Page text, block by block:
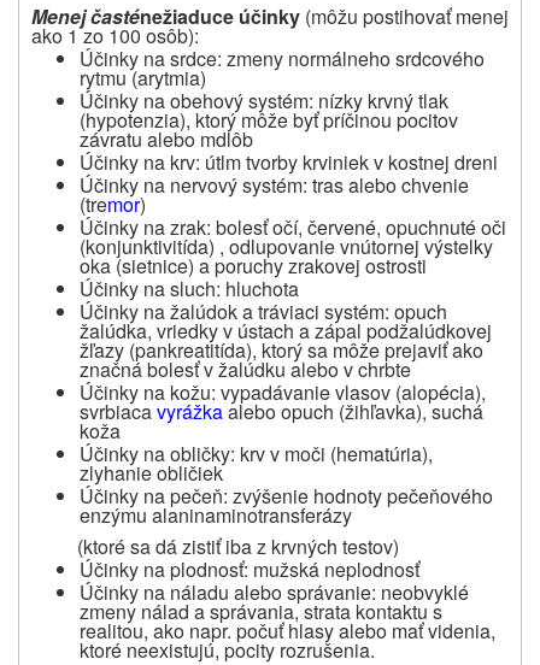
Menej časténežiaduce účinky (môžu postihovať menej
ako 1 zo 100 osôb):
Účinky na srdce: zmeny normálneho srdcového
rytmu (arytmia)
Účinky na obehový systém: nízky krvný tlak
(hypotenzia), ktorý môže byť príčinou pocitov
závratu alebo mdlôb
Účinky na krv: útlm tvorby krviniek v kostnej dreni
Účinky na nervový systém: tras alebo chvenie
(tremor)
Účinky na zrak: bolesť očí, červené, opuchnuté oči
(konjunktivitída) , odlupovanie vnútornej výstelky
oka (sietnice) a poruchy zrakovej ostrosti
Účinky na sluch: hluchota
Účinky na žalúdok a tráviaci systém: opuch
žalúdka, vriedky v ústach a zápal podžalúdkovej
žľazy (pankreatitída), ktorý sa môže prejaviť ako
značná bolesť v žalúdku alebo v chrbte
Účinky na kožu: vypadávanie vlasov (alopécia),
svrbiacavyrážkaalebo opuch (žihľavka), suchá
koža
Účinky na obličky: krv v moči (hematúria),
zlyhanie obličiek
Účinky na pečeň: zvýšenie hodnoty pečeňového
enzýmu alaninaminotransferázy
(ktoré sa dá zistiť iba z krvných testov)
Účinky na plodnosť: mužská neplodnosť
Účinky na náladu alebo správanie: neobvyklé
zmeny nálad a správania, strata kontaktu s
realitou, ako napr. počuť hlasy alebo mať videnia,
ktoré neexistujú, pocity rozrušenia.